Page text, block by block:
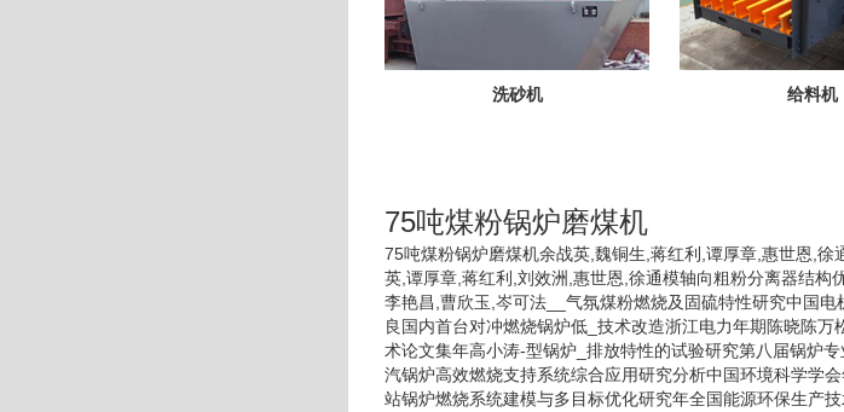
洗砂机 给料机
75吨煤粉锅炉磨煤机
75吨煤粉锅炉磨煤机余战英,魏铜生,蒋红利,谭厚章,惠世恩,
英,谭厚章,蒋红利,刘效洲,惠世恩,徐通模轴向粗粉分离器结构
李艳昌,曹欣玉,岑可法__气氛煤粉燃烧及固硫特性研究中国
良国内首台对冲燃烧锅炉低_技术改造浙江电力年期陈晓陈
术论文集年高小涛-型锅炉_排放特性的试验研究第八届锅炉
汽锅炉高效燃烧支持系统综合应用研究分析中国环境科学学
站锅炉燃烧系统建模与多目标优化研究年全国能源环保生产